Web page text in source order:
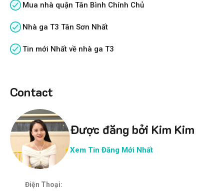
Mua nhà quận Tân Bình Chính Chủ
Nhà ga T3 Tân Sơn Nhất
Tin mới Nhất về nhà ga T3
Contact
Được đăng bởi Kim Kim
Xem Tin Đăng Mới Nhất
Điện Thoại: